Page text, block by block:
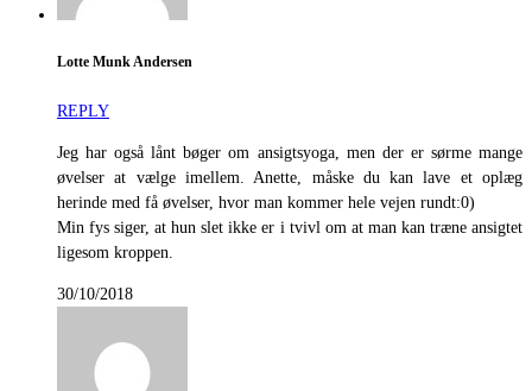
Lotte Munk Andersen
REPLY
Jeg har også lånt bøger om ansigtsyoga, men der er sørme mange
øvelser at vælge imellem. Anette, måske du kan lave et oplæg
herinde med få øvelser, hvor man kommer hele vejen rundt:0)
Min fys siger, at hun slet ikke er i tvivl om at man kan træne ansigtet
ligesom kroppen.
30/10/2018